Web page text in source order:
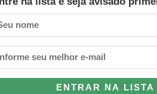
ENTRAR NA LISTA